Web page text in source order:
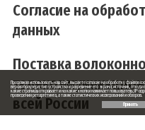
Согласие на
данных
Поставка
всей России
Продолжая использовать наш сайт, вы даете согласие на обработку файлов
версия браузера; тип устройства и разрешение его экрана; источник,
какие страницы открывает и на какие кнопки нажимает пользователь; IP-
проведения ретаргетинга, а также статистических исследований и обзоров.
Принять